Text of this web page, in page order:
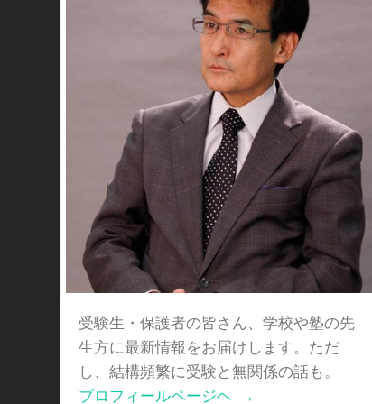
受験生・保護者の皆さん、学校や塾の先
生方に最新情報をお届けします。ただ
し、結構頻繁に受験と無関係の話も。
プロフィールページヘ →